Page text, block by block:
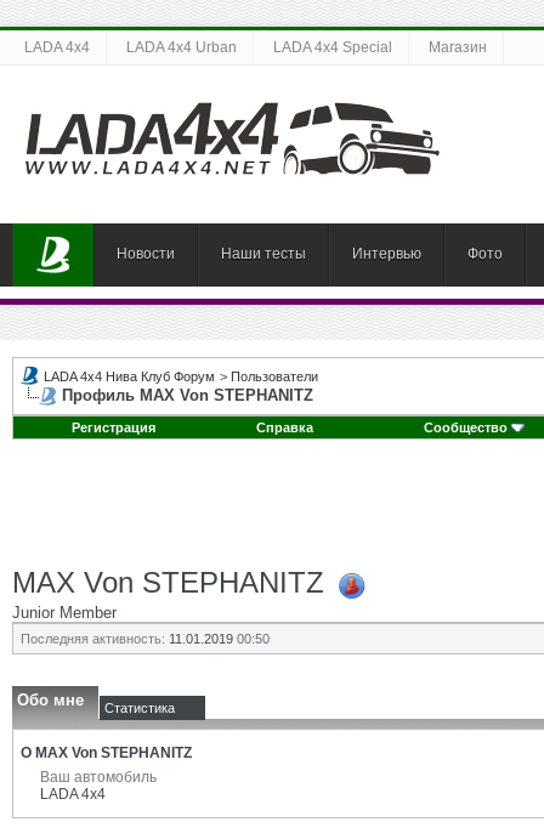
LADA 4x4 LADA 4x4 Urban LADA 4x4 Special Магазин
Новости Наши тесты Интервью Фото
LADA 4x4 Нива Клуб Форум > Пользователи
Профиль MAX Von STEPHANITZ
Регистрация Справка Сообщество
MAX Von STEPHANITZ
Junior Member
Последняя активность: 11.01.2019 00:50
Обо мне Статистика
О MAX Von STEPHANITZ
Ваш автомобиль
LADA 4x4